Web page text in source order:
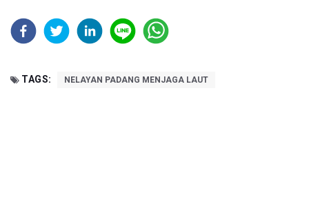
TAGS: NELAYAN PADANG MENJAGA LAUT